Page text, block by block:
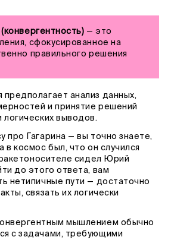
— это
сфокусированное на
правильного решения
анализ данных,
и принятие решений
логических выводов.
про Гагарина — вы точно знаете,
в космос был, что он случился
ракетоносителе сидел Юрий
до этого ответа, вам
нетипичные пути — достаточно
связать их логически
мышлением обычно
с задачами, требующими